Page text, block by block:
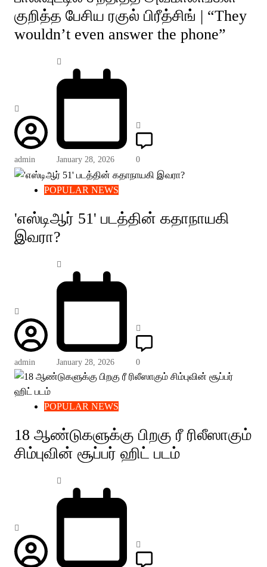
குறித்த பேசிய ரகுல் பிரீத்சிங் | “They
wouldn’t even answer the phone”
admin January 28, 2026 0
POPULAR NEWS
'எஸ்டிஆர் 51' படத்தின் கதாநாயகி
இவரா?
admin January 28, 2026 0
POPULAR NEWS
18 ஆண்டுகளுக்கு பிறகு ரீ ரிலீஸாகும்
சிம்புவின் சூப்பர் ஹிட் படம்